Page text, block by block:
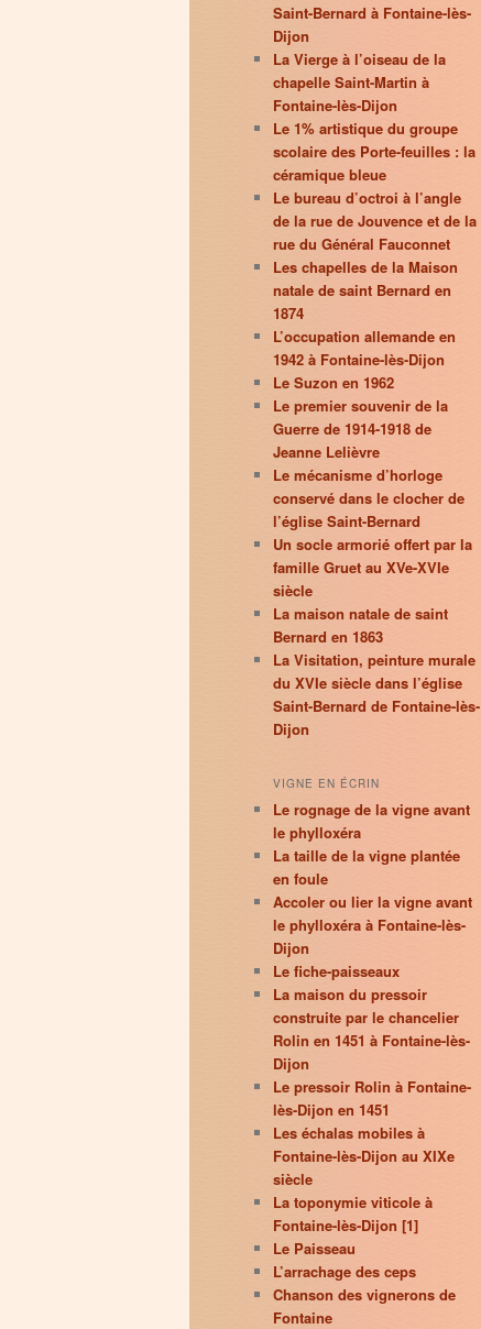
Saint-Bernard à Fontaine-lès-
Dijon
La Vierge à l’oiseau de la
chapelle Saint-Martin à
Fontaine-lès-Dijon
Le 1% artistique du groupe
scolaire des Porte-feuilles : la
céramique bleue
Le bureau d’octroi à l’angle
de la rue de Jouvence et de la
rue du Général Fauconnet
Les chapelles de la Maison
natale de saint Bernard en
1874
L’occupation allemande en
1942 à Fontaine-lès-Dijon
Le Suzon en 1962
Le premier souvenir de la
Guerre de 1914-1918 de
Jeanne Lelièvre
Le mécanisme d’horloge
conservé dans le clocher de
l’église Saint-Bernard
Un socle armorié offert par la
famille Gruet au XVe-XVIe
siècle
La maison natale de saint
Bernard en 1863
La Visitation, peinture murale
du XVIe siècle dans l’église
Saint-Bernard de Fontaine-lès-
Dijon
VIGNE EN ÉCRIN
Le rognage de la vigne avant
le phylloxéra
La taille de la vigne plantée
en foule
Accoler ou lier la vigne avant
le phylloxéra à Fontaine-lès-
Dijon
Le fiche-paisseaux
La maison du pressoir
construite par le chancelier
Rolin en 1451 à Fontaine-lès-
Dijon
Le pressoir Rolin à Fontaine-
lès-Dijon en 1451
Les échalas mobiles à
Fontaine-lès-Dijon au XIXe
siècle
La toponymie viticole à
Fontaine-lès-Dijon [1]
Le Paisseau
L’arrachage des ceps
Chanson des vignerons de
Fontaine